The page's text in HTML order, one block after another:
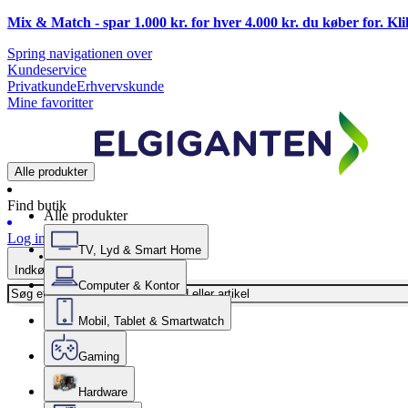
Mix & Match - spar 1.000 kr. for hver 4.000 kr. du køber for.
Spring navigationen over
Kundeservice
PrivatkundeErhvervskunde
Mine favoritter
Alle produkter
Find butik
Log ind
Indkøbskurv
Alle produkter
TV, Lyd & Smart Home
Computer & Kontor
Mobil, Tablet & Smartwatch
Gaming
Hardware